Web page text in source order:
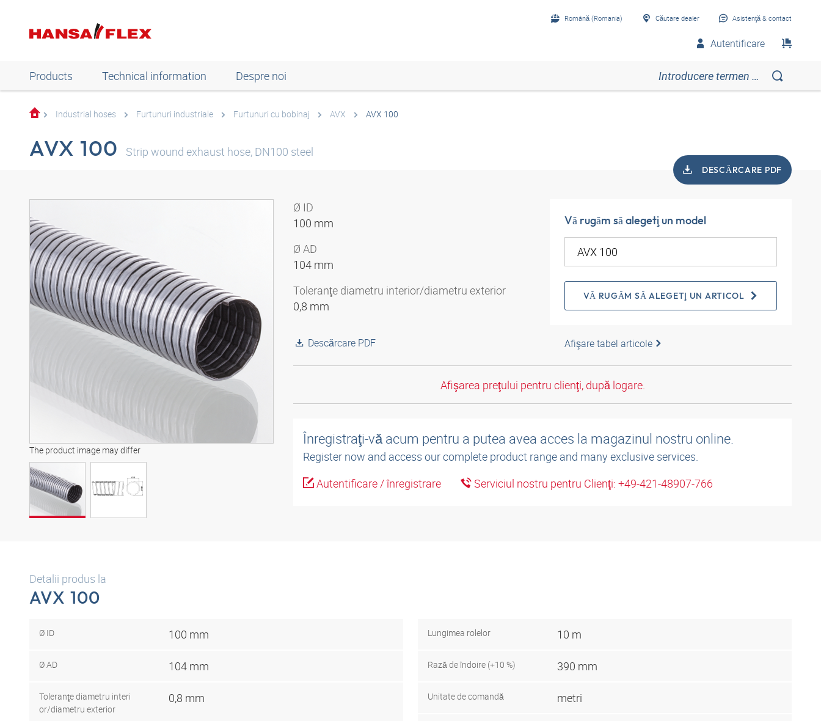
Română (Romania) Căutare dealer Asistenţă & contact
Autentificare
Products Technical information Despre noi
Industrial hoses Furtunuri industriale Furtunuri cu bobinaj AVX AVX 100
AVX 100 Strip wound exhaust hose, DN100 steel
DESCĂRCARE PDF
The product image may differ
Ø ID
100 mm
Ø AD
104 mm
Toleranţe diametru interior/diametru exterior
0,8 mm
Descărcare PDF
Vă rugăm să alegeţi un model
VĂ RUGĂM SĂ ALEGEŢI UN ARTICOL
Afişare tabel articole
Afişarea preţului pentru clienţi, după logare.
Înregistraţi-vă acum pentru a putea avea acces la magazinul nostru online.
Register now and access our complete product range and many exclusive services.
Autentificare / înregistrare
Serviciul nostru pentru Clienţi: +49-421-48907-766
Detalii produs la
AVX 100
Ø ID 100 mm
Ø AD 104 mm
Toleranţe diametru interi
or/diametru exterior
0,8 mm
Lungimea rolelor 10 m
Rază de îndoire (+10 %) 390 mm
Unitate de comandă metri